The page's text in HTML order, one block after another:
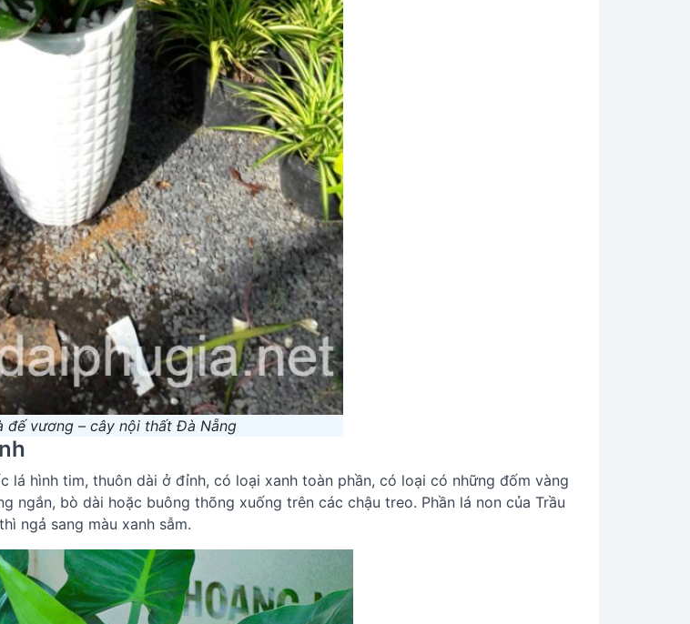
đế vương – cây nội thất Đà Nẵng
lá hình tim, thuôn dài ở đỉnh, có loại xanh toàn phần, có loại có những đốm vàng
ngắn, bò dài hoặc buông thõng xuống trên các chậu treo. Phần lá non của Trầu
ngả sang màu xanh sẫm.